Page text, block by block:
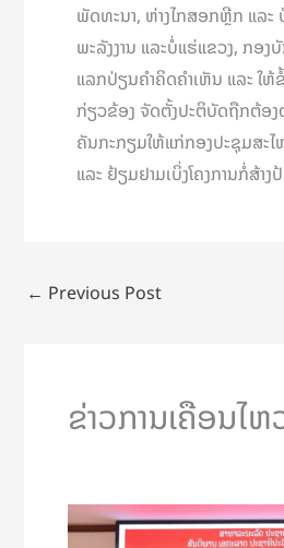
ພັດທະນາ, ຫ່າງໄກສອກຫຼີກ ແລະ
ພະລັງງານ ແລະບໍ່ແຮ່ແຂວງ, ກອ
ແລກປ່ຽນຄຳຄິດຄຳເຫັນ ແລະ ໃ
ກ່ຽວຂ້ອງ ຈັດຕັ້ງປະຕິບັດຖືກຕ້ອງ
ຄັນກະກຽມໃຫ້ແກ່ກອງປະຊຸມສະ
ແລະ ຢ້ຽມຢາມເບິ່ງໂຄງການກໍ່ສ້າ
← Previous Post
ຂ່າວການເຄືອນໄ